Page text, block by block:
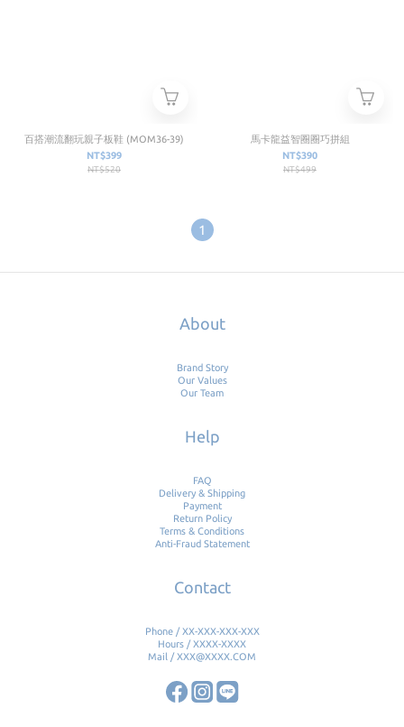
百搭潮流翻玩親子板鞋 (MOM36-39)
NT$399
NT$520
馬卡龍益智圈圈巧拼組
NT$390
NT$499
1
About
Brand Story
Our Values
Our Team
Help
FAQ
Delivery & Shipping
Payment
Return Policy
Terms & Conditions
Anti-Fraud Statement
Contact
Phone / XX-XXX-XXX-XXX
Hours / XXXX-XXXX
Mail / XXX@XXXX.COM